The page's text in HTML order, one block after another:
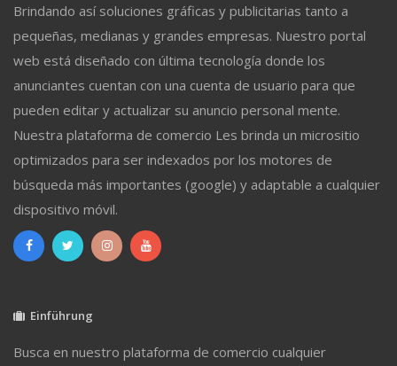
Brindando así soluciones gráficas y publicitarias tanto a
pequeñas, medianas y grandes empresas. Nuestro portal
web está diseñado con última tecnología donde los
anunciantes cuentan con una cuenta de usuario para que
pueden editar y actualizar su anuncio personal mente.
Nuestra plataforma de comercio Les brinda un micrositio
optimizados para ser indexados por los motores de
búsqueda más importantes (google) y adaptable a cualquier
dispositivo móvil.
Einführung
Busca en nuestro plataforma de comercio cualquier